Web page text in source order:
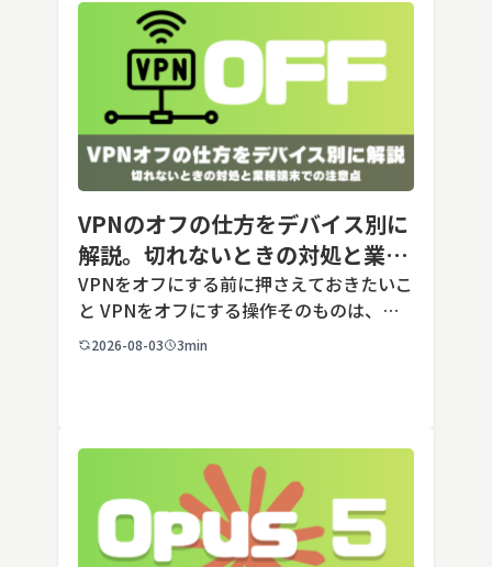
VPNのオフの仕方をデバイス別に
解説。切れないときの対処と業務
端末での注意点
VPNをオフにする前に押さえておきたいこ
と VPNをオフにする操作そのものは、ど
の端末でも数タップから数クリックで完了
2026-08-03 3min